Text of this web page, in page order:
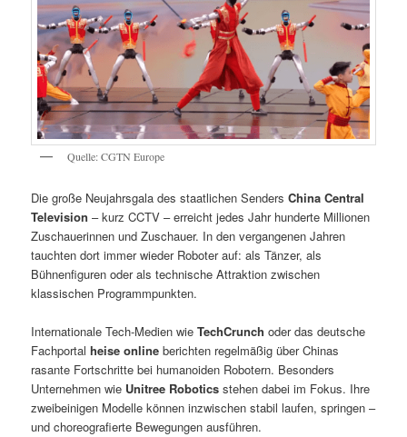
Quelle: CGTN Europe
Die große Neujahrsgala des staatlichen SendersChina Central
Television – kurz CCTV – erreicht jedes Jahr hunderte Millionen
Zuschauerinnen und Zuschauer. In den vergangenen Jahren
tauchten dort immer wieder Roboter auf: als Tänzer, als
Bühnenfiguren oder als technische Attraktion zwischen
klassischen Programmpunkten.
Internationale Tech-Medien wieTechCrunch oder das deutsche
Fachportalheise online berichten regelmäßig über Chinas
rasante Fortschritte bei humanoiden Robotern. Besonders
Unternehmen wie Unitree Robotics stehen dabei im Fokus. Ihre
zweibeinigen Modelle können inzwischen stabil laufen, springen –
und choreografierte Bewegungen ausführen.